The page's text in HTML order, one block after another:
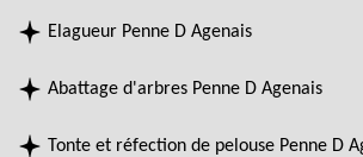
Elagueur Penne D Agenais
Abattage d'arbres Penne D Agenais
Tonte et réfection de pelouse Penne D